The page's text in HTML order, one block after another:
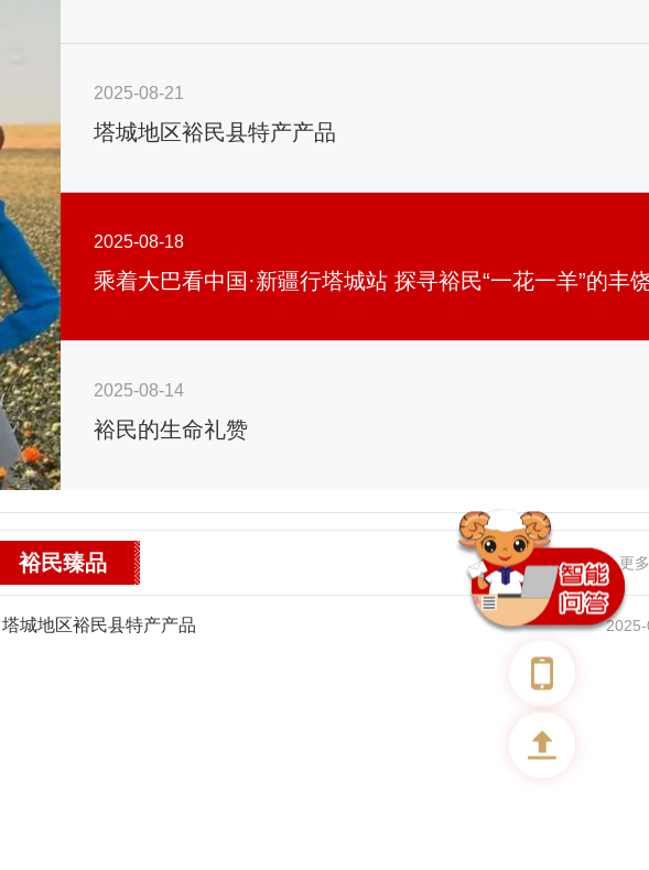
2025-08-21
塔城地区裕民县特产产品
2025-08-18
2025-08-14
裕民的生命礼赞
更多
裕民臻品
塔城地区裕民县特产产品